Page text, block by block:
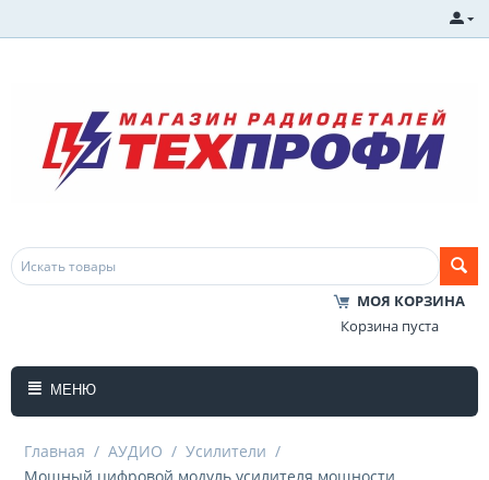
МОЯ КОРЗИНА
Корзина пуста
МЕНЮ
Главная / АУДИО / Усилители /